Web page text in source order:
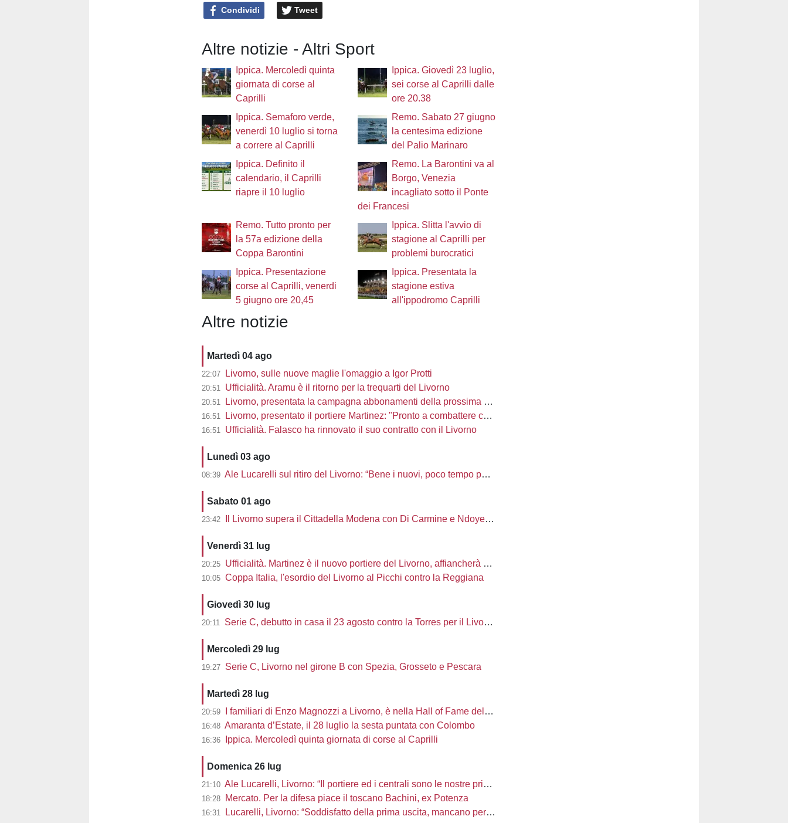
Condividi Tweet
Altre notizie - Altri Sport
Ippica. Mercoledì quinta
giornata di corse al
Caprilli
Ippica. Giovedì 23 luglio,
sei corse al Caprilli dalle
ore 20.38
Ippica. Semaforo verde,
venerdì 10 luglio si torna
a correre al Caprilli
Remo. Sabato 27 giugno
la centesima edizione
del Palio Marinaro
Ippica. Definito il
calendario, il Caprilli
riapre il 10 luglio
Remo. La Barontini va al
Borgo, Venezia
incagliato sotto il Ponte
dei Francesi
Remo. Tutto pronto per
la 57a edizione della
Coppa Barontini
Ippica. Slitta l'avvio di
stagione al Caprilli per
problemi burocratici
Ippica. Presentazione
corse al Caprilli, venerdi
5 giugno ore 20,45
Ippica. Presentata la
stagione estiva
all'ippodromo Caprilli
Altre notizie
Martedì 04 ago
22:07 Livorno, sulle nuove maglie l'omaggio a Igor Protti
20:51 Ufficialità. Aramu è il ritorno per la trequarti del Livorno
20:51 Livorno, presentata la campagna abbonamenti della prossima stagione
16:51 Livorno, presentato il portiere Martinez: "Pronto a combattere con i miei compagni"
16:51 Ufficialità. Falasco ha rinnovato il suo contratto con il Livorno
Lunedì 03 ago
08:39 Ale Lucarelli sul ritiro del Livorno: “Bene i nuovi, poco tempo per completare la rosa”
Sabato 01 ago
23:42 Il Livorno supera il Cittadella Modena con Di Carmine e Ndoye, 2 a 1
Venerdì 31 lug
20:25 Ufficialità. Martinez è il nuovo portiere del Livorno, affiancherà Ciobanu
10:05 Coppa Italia, l'esordio del Livorno al Picchi contro la Reggiana
Giovedì 30 lug
20:11 Serie C, debutto in casa il 23 agosto contro la Torres per il Livorno
Mercoledì 29 lug
19:27 Serie C, Livorno nel girone B con Spezia, Grosseto e Pescara
Martedì 28 lug
20:59 I familiari di Enzo Magnozzi a Livorno, è nella Hall of Fame del calcio Usa
16:48 Amaranta d’Estate, il 28 luglio la sesta puntata con Colombo
16:36 Ippica. Mercoledì quinta giornata di corse al Caprilli
Domenica 26 lug
21:10 Ale Lucarelli, Livorno: “Il portiere ed i centrali sono le nostre priorità”
18:28 Mercato. Per la difesa piace il toscano Bachini, ex Potenza
16:31 Lucarelli, Livorno: “Soddisfatto della prima uscita, mancano però una decina di innesti”